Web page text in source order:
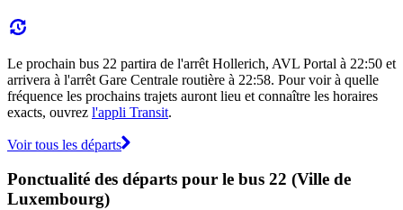
Le prochain bus 22 partira de l'arrêt Hollerich, AVL Portal à 22:50 et
arrivera à l'arrêt Gare Centrale routière à 22:58. Pour voir à quelle
fréquence les prochains trajets auront lieu et connaître les horaires
exacts, ouvrez l'appli Transit.
Voir tous les départs
Ponctualité des départs pour le bus 22 (Ville de
Luxembourg)